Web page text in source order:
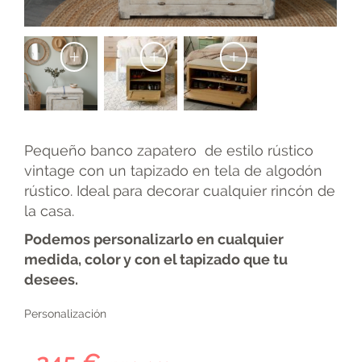
+ + +
Pequeño banco zapatero de estilo rústico
vintage con un tapizado en tela de algodón
rústico. Ideal para decorar cualquier rincón de
la casa.
Podemos personalizarlo en cualquier
medida, color y con el tapizado que tu
desees.
Personalización